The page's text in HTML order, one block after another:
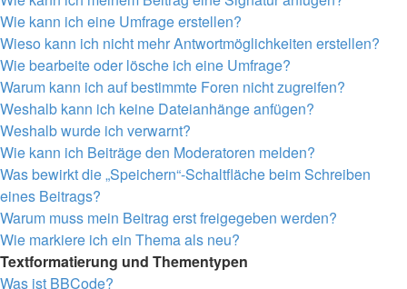
Wie kann ich eine Umfrage erstellen?
Wieso kann ich nicht mehr Antwortmöglichkeiten erstellen?
Wie bearbeite oder lösche ich eine Umfrage?
Warum kann ich auf bestimmte Foren nicht zugreifen?
Weshalb kann ich keine Dateianhänge anfügen?
Weshalb wurde ich verwarnt?
Wie kann ich Beiträge den Moderatoren melden?
Was bewirkt die „Speichern“-Schaltfläche beim Schreiben
eines Beitrags?
Warum muss mein Beitrag erst freigegeben werden?
Wie markiere ich ein Thema als neu?
Textformatierung und Thementypen
Was ist BBCode?